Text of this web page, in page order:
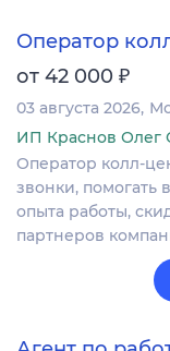
Оператор
от 42 000 ₽
03 августа 2026
ИП Краснов Олег
Оператор колл-
звонки,
опыта работы,
партнеров